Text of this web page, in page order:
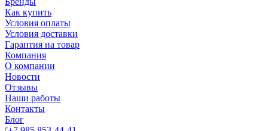
Как купить
Условия оплаты
Условия доставки
Гарантия на товар
Компания
О компании
Новости
Отзывы
Наши работы
Контакты
Блог